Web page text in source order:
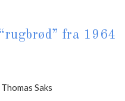
fra 1964
Saks